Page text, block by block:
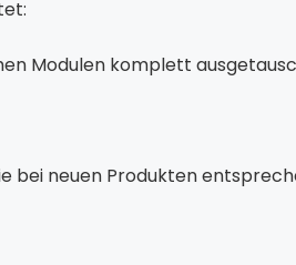
Modulen komplett
bei neuen Produkten